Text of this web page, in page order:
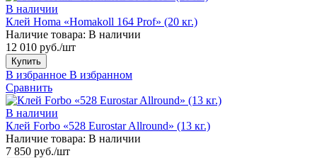
В наличии
Клей Homa «Homakoll 164 Prof» (20 кг.)
Наличие товара: В наличии
12 010 руб./шт
Купить
В избранное В избранном
Сравнить
В наличии
Клей Forbo «528 Eurostar Allround» (13 кг.)
Наличие товара: В наличии
7 850 руб./шт